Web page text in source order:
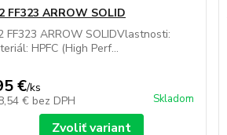
FF323 ARROW SOLID
FF323 ARROW SOLIDVlastnosti:
HPFC (High Perf...
€/ks
€ bez DPH Skladom
Zvoliť variant